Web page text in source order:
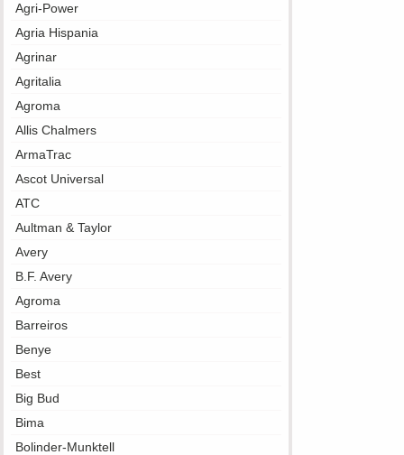
Agri-Power
Agria Hispania
Agrinar
Agritalia
Agroma
Allis Chalmers
ArmaTrac
Ascot Universal
ATC
Aultman & Taylor
Avery
B.F. Avery
Agroma
Barreiros
Benye
Best
Big Bud
Bima
Bolinder-Munktell